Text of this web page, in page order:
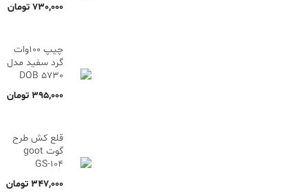
730,000 تومان
چیپ 100وات
گرد سفید مدل
5730 DOB
395,000 تومان
قلع کش طرح
گوت goot
GS-104
347,000 تومان